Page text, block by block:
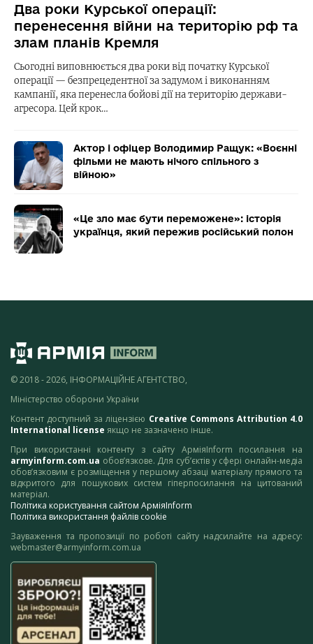
Два роки Курської операції:
перенесення війни на територію рф та
злам планів Кремля
Сьогодні виповнюється два роки від початку Курської
операції — безпрецедентної за задумом і виконанням
кампанії, яка перенесла бойові дії на територію держави-
агресора. Цей крок…
Актор і офіцер Володимир Ращук: «Воєнні
фільми не мають нічого спільного з
війною»
«Це зло має бути переможене»: історія
українця, який пережив російський полон
© 2018 - 2026, ІНФОРМАЦІЙНЕ АГЕНТСТВО,
Міністерство оборони України
Контент доступний за ліцензією Creative Commons Attribution 4.0
International license якщо не зазначено інше.
При використанні контенту з сайту АрміяInform посилання на
armyinform.com.ua обов’язкове. Для суб’єктів у сфері онлайн-медіа
обов’язковим є розміщення у першому абзаці матеріалу прямого та
відкритого для пошукових систем гіперпосилання на цитований
матеріал.
Політика користування сайтом АрміяInform
Політика використання файлів cookie
Зауваження та пропозиції по роботі сайту надсилайте на адресу:
webmaster@armyinform.com.ua